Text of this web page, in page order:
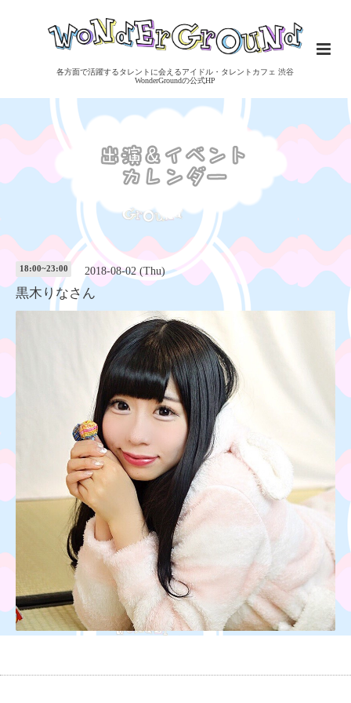
各方面で活躍するタレントに会えるアイドル・タレントカフェ 渋谷
WonderGroundの公式HP
18:00~23:00 2018-08-02 (Thu)
黒木りなさん